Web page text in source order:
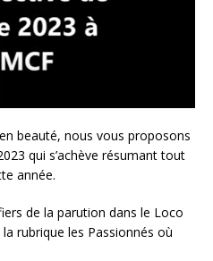
beauté, nous vous proposons
qui s’achève résumant tout
année.
de la parution dans le Loco
la rubrique les Passionnés où